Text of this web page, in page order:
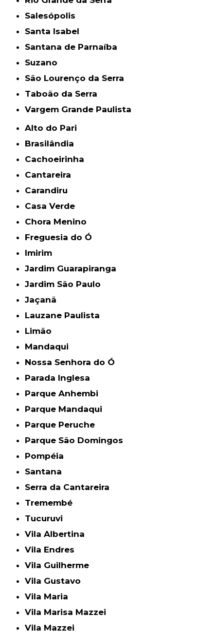
Salesópolis
Santa Isabel
Santana de Parnaíba
Suzano
São Lourenço da Serra
Taboão da Serra
Vargem Grande Paulista
Alto do Pari
Brasilândia
Cachoeirinha
Cantareira
Carandiru
Casa Verde
Chora Menino
Freguesia do Ó
Imirim
Jardim Guarapiranga
Jardim São Paulo
Jaçanã
Lauzane Paulista
Limão
Mandaqui
Nossa Senhora do Ó
Parada Inglesa
Parque Anhembi
Parque Mandaqui
Parque Peruche
Parque São Domingos
Pompéia
Santana
Serra da Cantareira
Tremembé
Tucuruvi
Vila Albertina
Vila Endres
Vila Guilherme
Vila Gustavo
Vila Maria
Vila Marisa Mazzei
Vila Mazzei